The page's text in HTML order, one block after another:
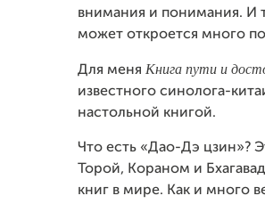
внимания и понимания. И
может откроется много
Для меня Книга пути и
известного синолога-
настольной книгой.
Что есть «Дао-Дэ цзин»?
Торой, Кораном и
книг в мире. Как и много